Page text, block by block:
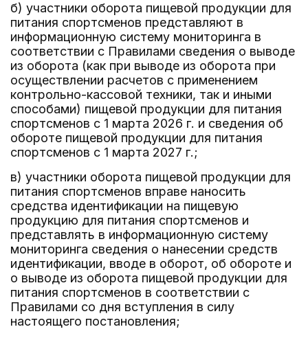
б) участники оборота пищевой продукции для
питания спортсменов представляют в
информационную систему мониторинга в
соответствии с Правилами сведения о выводе
из оборота (как при выводе из оборота при
осуществлении расчетов с применением
контрольно-кассовой техники, так и иными
способами) пищевой продукции для питания
спортсменов с 1 марта 2026 г. и сведения об
обороте пищевой продукции для питания
спортсменов с 1 марта 2027 г.;
в) участники оборота пищевой продукции для
питания спортсменов вправе наносить
средства идентификации на пищевую
продукцию для питания спортсменов и
представлять в информационную систему
мониторинга сведения о нанесении средств
идентификации, вводе в оборот, об обороте и
о выводе из оборота пищевой продукции для
питания спортсменов в соответствии с
Правилами со дня вступления в силу
настоящего постановления;